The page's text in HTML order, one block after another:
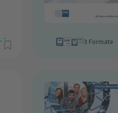
3 Formate